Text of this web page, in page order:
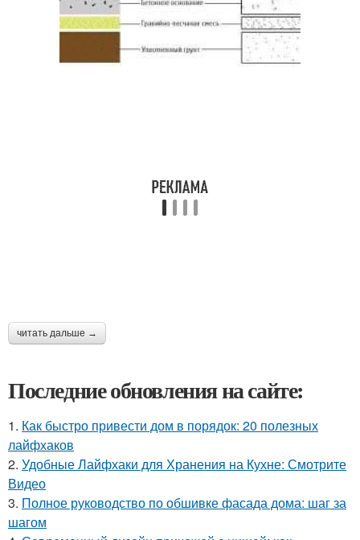
читать дальше →
Последние обновления на сайте:
1. Как быстро привести дом в порядок: 20 полезных
лайфхаков
2. Удобные Лайфхаки для Хранения на Кухне: Смотрите
Видео
3. Полное руководство по обшивке фасада дома: шаг за
шагом